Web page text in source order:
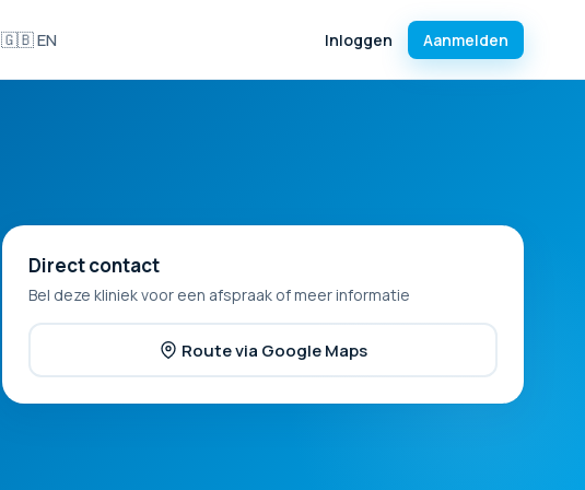
🇬🇧 EN Inloggen Aanmelden
Direct contact
Bel deze kliniek voor een afspraak of meer informatie
Route via Google Maps